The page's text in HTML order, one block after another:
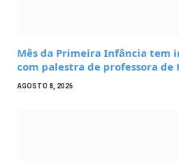
Mês da Primeira Infância tem
com palestra de professora de
AGOSTO 8, 2026